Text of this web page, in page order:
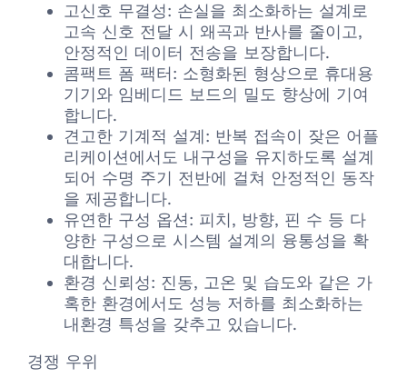
고신호 무결성: 손실을 최소화하는 설계로
고속 신호 전달 시 왜곡과 반사를 줄이고,
안정적인 데이터 전송을 보장합니다.
콤팩트 폼 팩터: 소형화된 형상으로 휴대용
기기와 임베디드 보드의 밀도 향상에 기여
합니다.
견고한 기계적 설계: 반복 접속이 잦은 어플
리케이션에서도 내구성을 유지하도록 설계
되어 수명 주기 전반에 걸쳐 안정적인 동작
을 제공합니다.
유연한 구성 옵션: 피치, 방향, 핀 수 등 다
양한 구성으로 시스템 설계의 융통성을 확
대합니다.
환경 신뢰성: 진동, 고온 및 습도와 같은 가
혹한 환경에서도 성능 저하를 최소화하는
내환경 특성을 갖추고 있습니다.
경쟁 우위